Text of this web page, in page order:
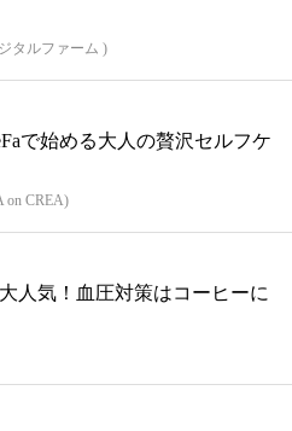
タルファーム )
で始める大人の贅沢セルフケ
on CREA)
人気！血圧対策はコーヒーに